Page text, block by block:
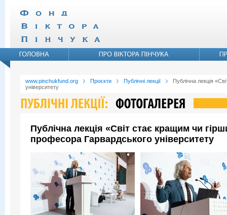
www.pinchukfund.org Проєкти Публічні лекції
Публічна лекція
університету
Публічна лекція «Світ стає кращим чи
професора Гарвардського університету